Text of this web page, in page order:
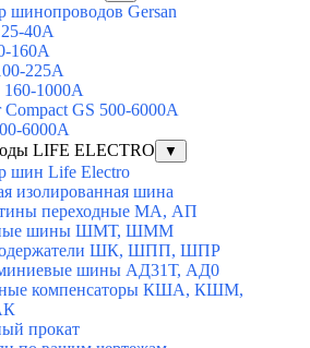
шинопроводов Gersan
40A
160A
225A
1000A
Compact GS 500-6000A
6000A
LIFE ELECTRO
▼
шин Life Electro
изолированная шина
переходные МА, АП
шины ШМТ, ШММ
ШК, ШПП, ШПР
шины АД31Т, АД0
компенсаторы КША, КШМ,
прокат